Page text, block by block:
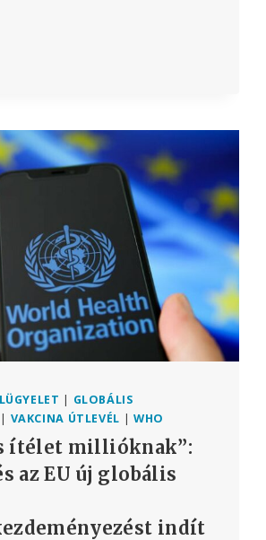
SZAKÉRTŐK
A
„DIGITÁLIS
FIGYELMEZTETNEK
| GLOBÁLIS
| VAKCINA ÚTLEVÉL | WHO
ítélet millióknak”:
az EU új globális
indít